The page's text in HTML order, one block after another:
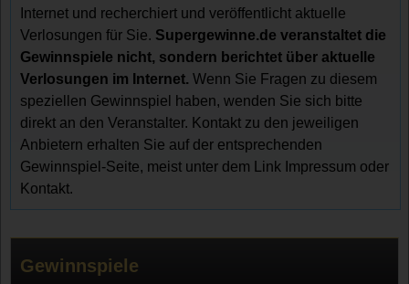
Internet und recherchiert und veröffentlicht aktuelle
Verlosungen für Sie. Supergewinne.de veranstaltet die
Gewinnspiele nicht, sondern berichtet über aktuelle
Verlosungen im Internet. Wenn Sie Fragen zu diesem
speziellen Gewinnspiel haben, wenden Sie sich bitte
direkt an den Veranstalter. Kontakt zu den jeweiligen
Anbietern erhalten Sie auf der entsprechenden
Gewinnspiel-Seite, meist unter dem Link Impressum oder
Kontakt.
Gewinnspiele